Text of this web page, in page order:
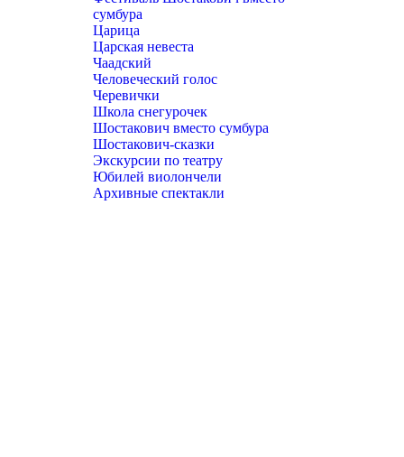
сумбура
Царица
Царская невеста
Чаадский
Человеческий голос
Черевички
Школа снегурочек
Шостакович вместо сумбура
Шостакович-сказки
Экскурсии по театру
Юбилей виолончели
Архивные спектакли